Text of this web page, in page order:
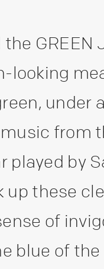
GREEN
looking
under
from
played by
up these
of
blue of